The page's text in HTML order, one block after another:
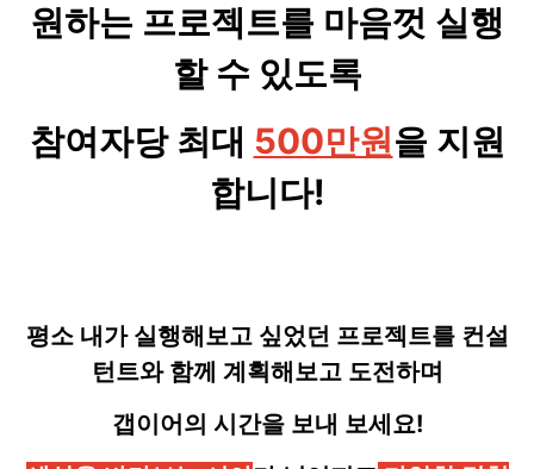
원하는 프로젝트를 마음껏 실행
할 수 있도록
참여자당 최대 500만원을 지원
합니다!
평소 내가 실행해보고 싶었던 프로젝트를 컨설
턴트와 함께 계획해보고 도전하며
갭이어의 시간을 보내 보세요!